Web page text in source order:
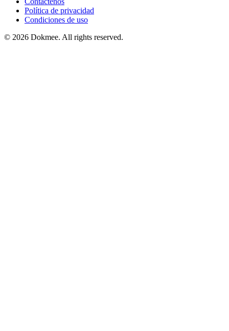
Política de privacidad
Condiciones de uso
© 2026 Dokmee. All rights reserved.